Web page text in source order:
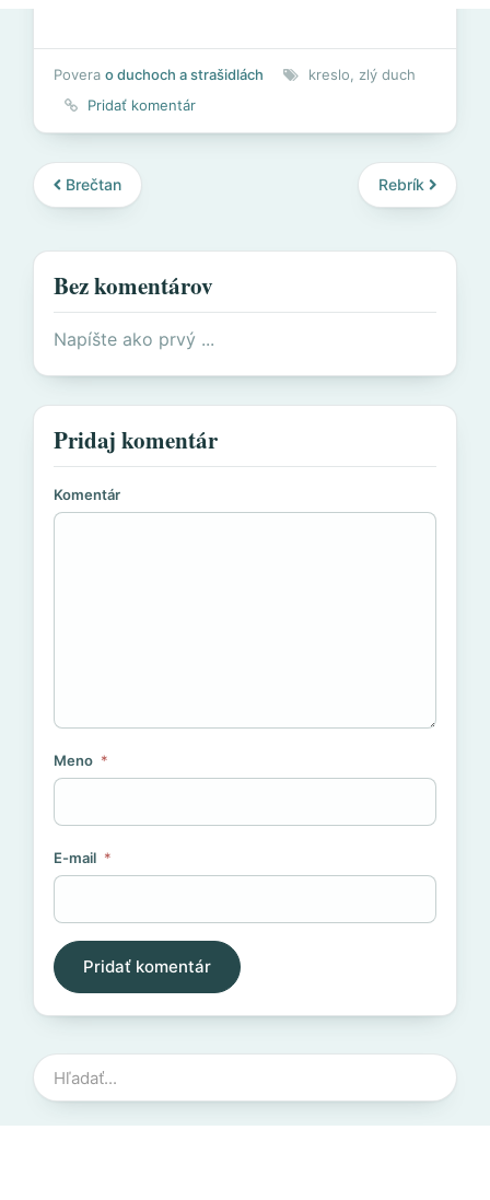
Povera o duchoch a strašidlách kreslo
zlý duch
Pridať komentár
Brečtan Rebrík
Bez komentárov
Napíšte ako prvý ...
Pridaj komentár
Komentár
Meno *
E-mail *